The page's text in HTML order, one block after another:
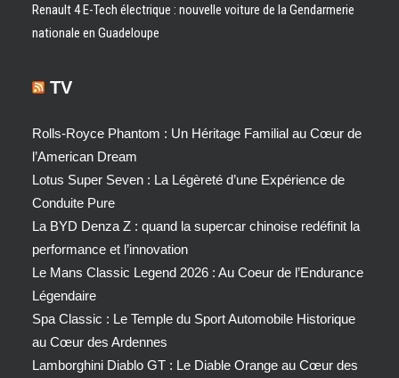
Renault 4 E-Tech électrique : nouvelle voiture de la Gendarmerie
nationale en Guadeloupe
TV
Rolls-Royce Phantom : Un Héritage Familial au Cœur de
l’American Dream
Lotus Super Seven : La Légèreté d’une Expérience de
Conduite Pure
La BYD Denza Z : quand la supercar chinoise redéfinit la
performance et l’innovation
Le Mans Classic Legend 2026 : Au Coeur de l’Endurance
Légendaire
Spa Classic : Le Temple du Sport Automobile Historique
au Cœur des Ardennes
Lamborghini Diablo GT : Le Diable Orange au Cœur des